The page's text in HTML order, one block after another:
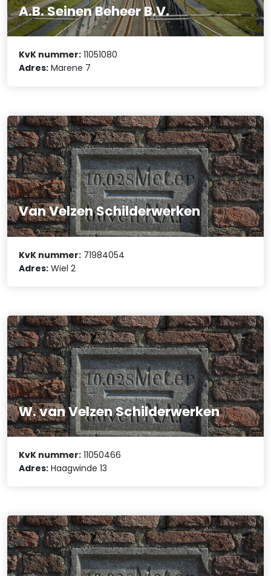
A.B. Seinen Beheer B.V.
KvK nummer: 11051080
Adres: Marene 7
Van Velzen Schilderwerken
KvK nummer: 71984054
Adres: Wiel 2
W. van Velzen Schilderwerken
KvK nummer: 11050466
Adres: Haagwinde 13